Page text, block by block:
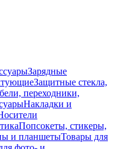
Зарядные
Защитные стекла,
переходники,
Накладки и
Попсокеты, стикеры,
и планшетыТовары для